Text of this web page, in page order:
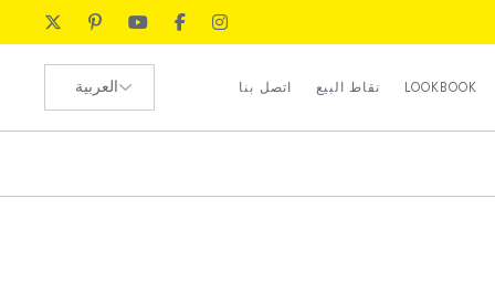
LOOKBOOK نقاط البيع اتصل بنا
اختر
رضا العملاء
الموارد البشرية